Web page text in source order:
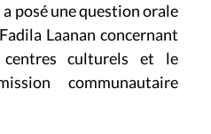
posé une question orale
Laanan concernant
centres culturels et le
communautaire